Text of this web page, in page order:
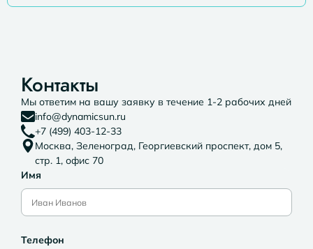
Контакты
Мы ответим на вашу заявку в течение 1-2 рабочих дней
info@dynamicsun.ru
+7 (499) 403-12-33
Москва, Зеленоград, Георгиевский проспект, дом 5,
стр. 1, офис 70
Имя
Телефон